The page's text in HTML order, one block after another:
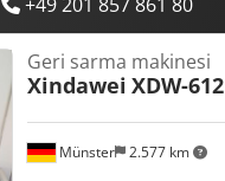
Münster 2.577 km
Geri sarma makinesi
Xindawei XDW-612